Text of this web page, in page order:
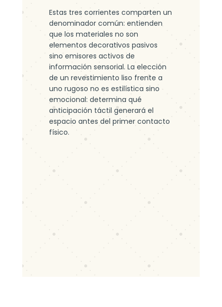
Estas tres corrientes comparten un
denominador común: entienden
que los materiales no son
elementos decorativos pasivos
sino emisores activos de
información sensorial. La elección
de un revestimiento liso frente a
uno rugoso no es estilística sino
emocional: determina qué
anticipación táctil generará el
espacio antes del primer contacto
físico.